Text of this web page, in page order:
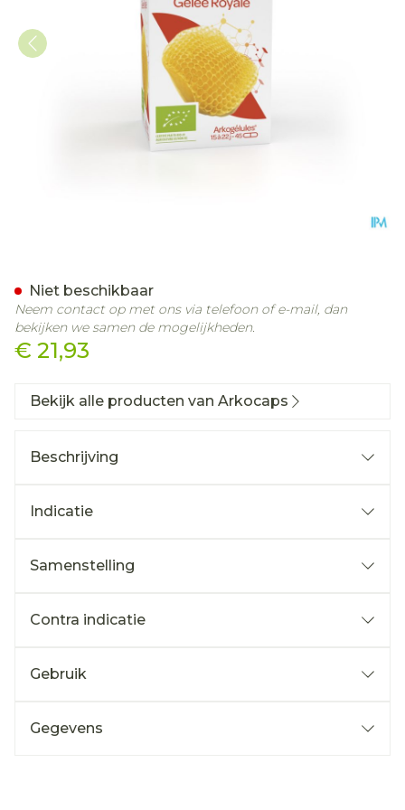
€ 21,93
Niet beschikbaar
Neem contact op met ons via telefoon of e-mail, dan
bekijken we samen de mogelijkheden.
Bekijk alle producten van Arkocaps
Beschrijving
Indicatie
Samenstelling
Contra indicatie
Gebruik
Gegevens